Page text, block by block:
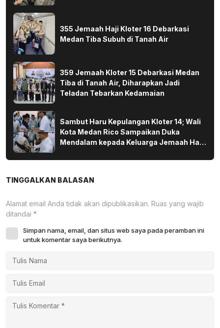
355 Jemaah Haji Kloter 16 Debarkasi
Medan Tiba Subuh di Tanah Air
359 Jemaah Kloter 15 Debarkasi Medan
Tiba di Tanah Air, Diharapkan Jadi
Teladan Tebarkan Kedamaian
Sambut Haru Kepulangan Kloter 14; Wali
Kota Medan Rico Sampaikan Duka
Mendalam kepada Keluarga Jemaah Haji
TINGGALKAN BALASAN
Alamat email Anda tidak akan dipublikasikan. Ruas yang wajib
ditandai *
Simpan nama, email, dan situs web saya pada peramban ini
untuk komentar saya berikutnya.